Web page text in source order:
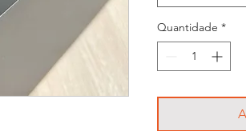
Quantidade *